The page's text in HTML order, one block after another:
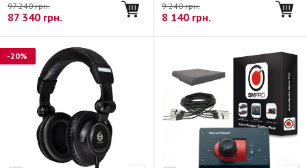
97 240 грн.
87 340 грн.
9 240 грн.
8 140 грн.
-20%